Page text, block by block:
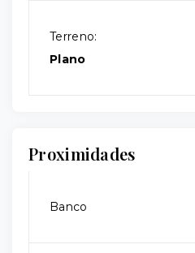
Terreno:
Plano
Proximidades
Banco